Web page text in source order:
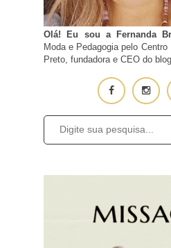
Olá! Eu sou a Fernanda
Moda e Pedagogia pelo
Preto, fundadora e CEO do